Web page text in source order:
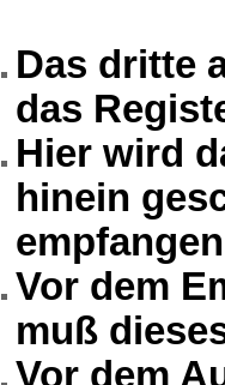
Das dritte
das
Hier wird
hinein
Vor dem
muß
Vor dem